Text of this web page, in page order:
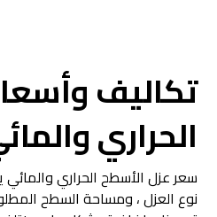
تكاليف
الحراري
سعر عزل الأسطح الحراري
نوع العزل ، ومساحة السطح